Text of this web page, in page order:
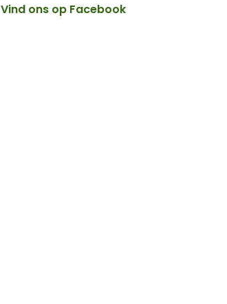
Vind ons op Facebook